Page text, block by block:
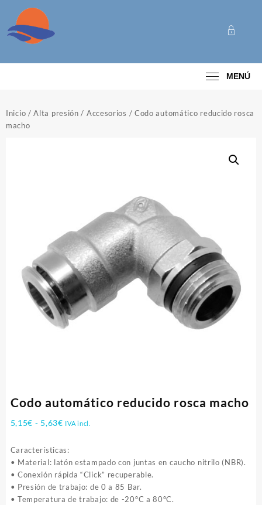
contenido
MENÚ
Inicio /Alta presión / Accesorios / Codo automático reducido rosca
macho
Codo automático reducido rosca macho
5,15€ - 5,63€Rango
precios:
desde
5,15€
hasta
5,63€
IVA incl.
Características:
• Material: latón estampado con juntas en caucho nitrilo (NBR).
• Conexión rápida “Click” recuperable.
• Presión de trabajo: de 0 a 85 Bar.
• Temperatura de trabajo: de -20ºC a 80ºC.